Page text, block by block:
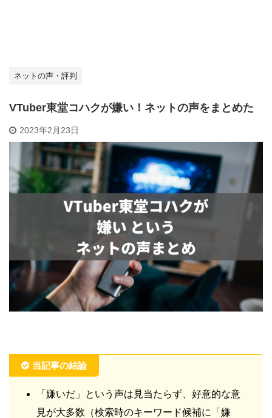
ネットの声・評判
VTuber東堂コハクが嫌い！ネットの声をまとめた
2023年2月23日
当記事の結論
「嫌いだ」という声は見当たらず、好意的な意
見が大多数（検索時のキーワード候補に「嫌